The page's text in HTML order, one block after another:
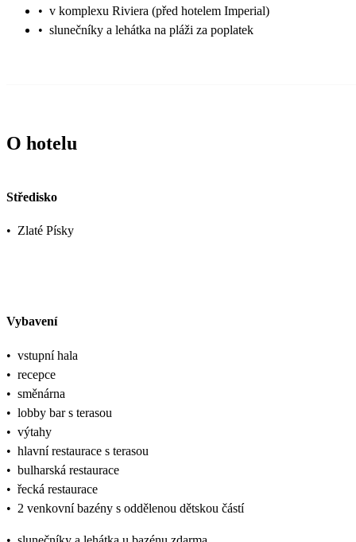
• v komplexu Riviera (před hotelem Imperial)
• slunečníky a lehátka na pláži za poplatek
O hotelu
Středisko
• Zlaté Písky
Vybavení
• vstupní hala
• recepce
• směnárna
• lobby bar s terasou
• výtahy
• hlavní restaurace s terasou
• bulharská restaurace
• řecká restaurace
• 2 venkovní bazény s oddělenou dětskou částí